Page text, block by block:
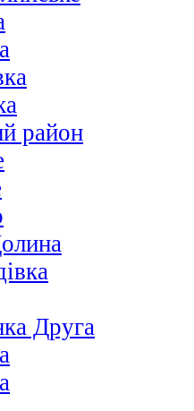
район
Друга